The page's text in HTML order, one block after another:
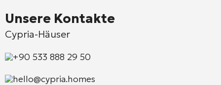
Unsere Kontakte
Cypria-Häuser
+90 533 888 29 50
hello@cypria.homes